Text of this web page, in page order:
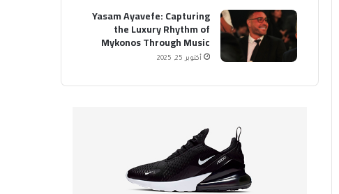
Yasam Ayavefe: Capturing
the Luxury Rhythm of
Mykonos Through Music
أكتوبر 25, 2025